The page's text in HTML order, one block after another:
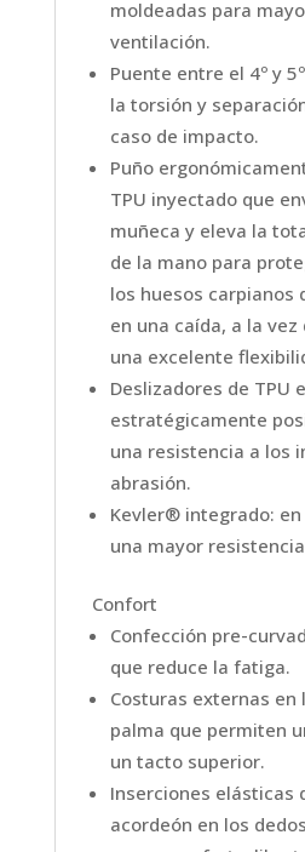
moldeadas para
ventilación.
Puente entre el 4º y
la torsión y
caso de impacto.
Puño
TPU inyectado que
muñeca y eleva la
de la mano para
los huesos carpianos
en una caída, a la
una excelente
Deslizadores de TPU
estratégicamente
una resistencia a los
abrasión.
Kevler® integrado:
una mayor
Confort
Confección pre-
que reduce la fatiga.
Costuras externas en
palma que permiten
un tacto superior.
Inserciones elásticas
acordeón en los